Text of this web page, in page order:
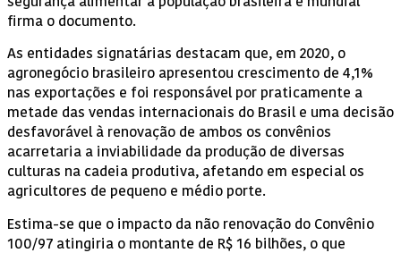
firma o documento.
As entidades signatárias destacam que, em 2020, o
agronegócio brasileiro apresentou crescimento de 4,1%
nas exportações e foi responsável por praticamente a
metade das vendas internacionais do Brasil e uma decisão
desfavorável à renovação de ambos os convênios
acarretaria a inviabilidade da produção de diversas
culturas na cadeia produtiva, afetando em especial os
agricultores de pequeno e médio porte.
Estima-se que o impacto da não renovação do Convênio
100/97 atingiria o montante de R$ 16 bilhões, o que